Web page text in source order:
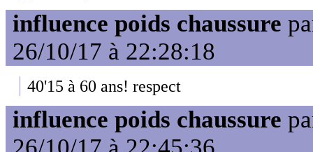
influence poids chaussure
26/10/17 à 22:28:18
40'15 à 60 ans! respect
influence poids chaussure